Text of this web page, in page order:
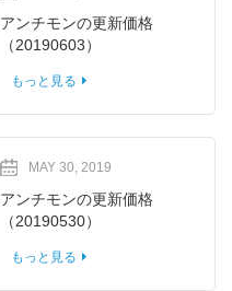
アンチモンの更新価格
（20190603）
もっと見る
MAY 30, 2019
アンチモンの更新価格
（20190530）
もっと見る